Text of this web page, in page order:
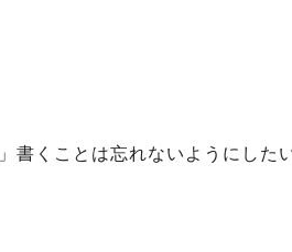
書くことは忘れないようにした